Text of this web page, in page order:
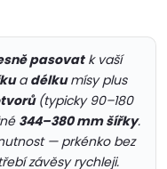
pasovatk vaší
adélkumísy plus
(typicky 90–180
344–380 mm šířky.
— prkénko bez
závěsy rychleji.